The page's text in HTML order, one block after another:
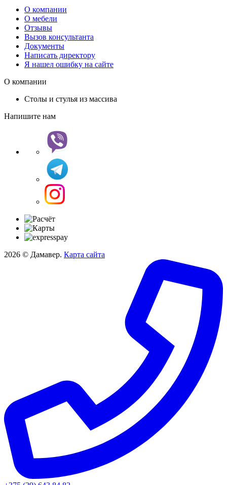
О компании
О мебели
Отзывы
Вызов консультанта
Документы
Написать директору
Я нашел ошибку на сайте
О компании
Столы и стулья из массива
Напишите нам
2026 © Дамавер. Карта сайта